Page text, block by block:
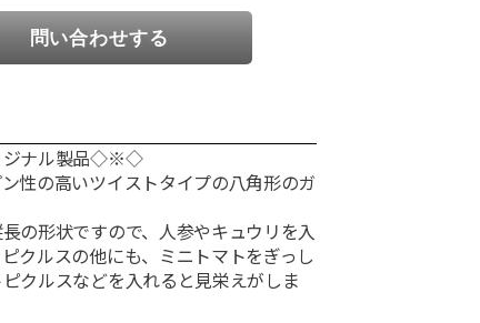
問い合わせする
ナル製品◇※◇
性の高いツイストタイプの八角形のガ
の形状ですので、人参やキュウリを入
クルスの他にも、ミニトマトをぎっし
クルスなどを入れると見栄えがしま